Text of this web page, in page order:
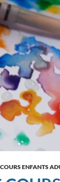
COURS ENFANTS